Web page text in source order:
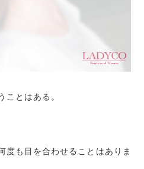
ことはある。
度も目を合わせることはありま